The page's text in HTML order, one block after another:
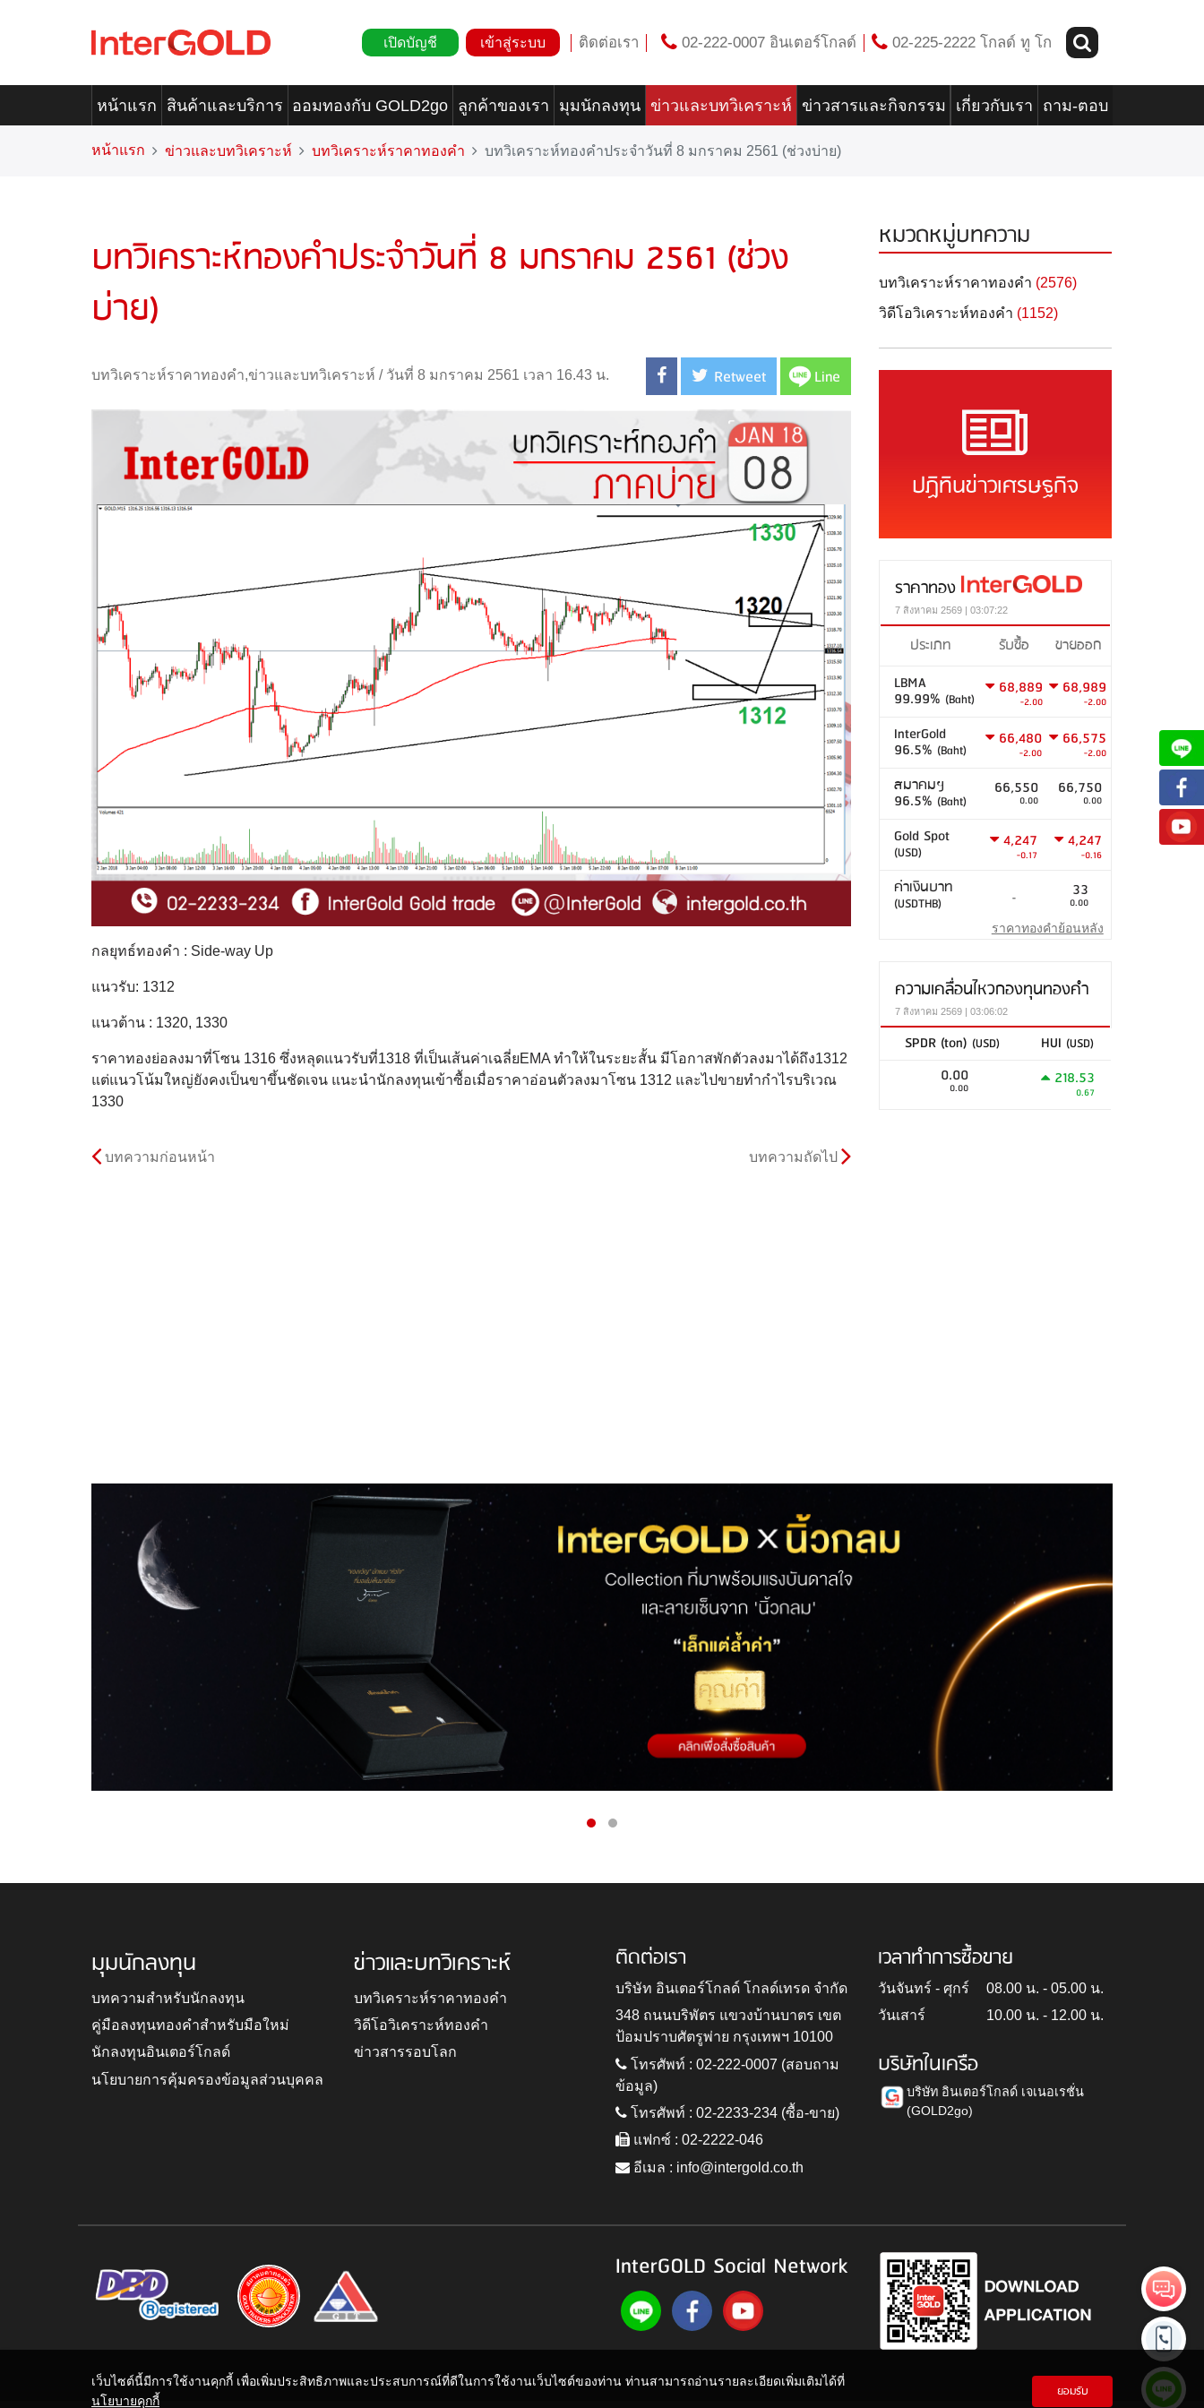
เปิดบัญชี เข้าสู่ระบบ ติดต่อเรา 02-222-0007 อินเตอร์โกลด์ 02-225-2222 โกลด์ ทู โก
หน้าแรก สินค้าและบริการ ออมทองกับ GOLD2go ลูกค้าของเรา มุมนักลงทุน ข่าวและบทวิเคราะห์ ข่าวสารและกิจกรรม เกี่ยวกับเรา ถาม-ตอบ
หน้าแรก ข่าวและบทวิเคราะห์ บทวิเคราะห์ราคาทองคำ บทวิเคราะห์ทองคำประจำวันที่ 8 มกราคม 2561 (ช่วงบ่าย)
บทวิเคราะห์ทองคำประจำวันที่ 8 มกราคม 2561 (ช่วง
บ่าย)
บทวิเคราะห์ราคาทองคำ,ข่าวและบทวิเคราะห์ / วันที่ 8 มกราคม 2561 เวลา 16.43 น. Retweet Line
กลยุทธ์ทองคำ : Side-way Up
แนวรับ: 1312
แนวต้าน : 1320, 1330
ราคาทองย่อลงมาที่โซน 1316 ซึ่งหลุดแนวรับที่1318 ที่เป็นเส้นค่าเฉลี่ยEMA ทำให้ในระยะสั้น มีโอกาสพักตัวลงมาได้ถึง1312
แต่แนวโน้มใหญ่ยังคงเป็นขาขึ้นชัดเจน แนะนำนักลงทุนเข้าซื้อเมื่อราคาอ่อนตัวลงมาโซน 1312 และไปขายทำกำไรบริเวณ
1330
บทความก่อนหน้า บทความถัดไป
หมวดหมู่บทความ
บทวิเคราะห์ราคาทองคำ (2576)
วิดีโอวิเคราะห์ทองคำ (1152)
ปฏิทินข่าวเศรษฐกิจ
ราคาทอง
7 สิงหาคม 2569 | 03:07:22
ประเภท รับซื้อ
ขายออก
LBMA
99.99% (Baht)
68,889
-2.00
68,989
-2.00
InterGold
96.5% (Baht)
66,480
-2.00
66,575
-2.00
สมาคมฯ
96.5% (Baht)
66,550
0.00
66,750
0.00
Gold Spot
(USD)
4,247
-0.17
4,247
-0.16
ค่าเงินบาท
(USDTHB) - 33
0.00
ราคาทองคำย้อนหลัง
ความเคลื่อนไหวกองทุนทองคำ
7 สิงหาคม 2569 | 03:06:02
SPDR (ton) (USD) HUI (USD)
0.00
0.00 218.53
0.67
มุมนักลงทุน
บทความสำหรับนักลงทุน
คู่มือลงทุนทองคำสำหรับมือใหม่
นักลงทุนอินเตอร์โกลด์
นโยบายการคุ้มครองข้อมูลส่วนบุคคล
ข่าวและบทวิเคราะห์
บทวิเคราะห์ราคาทองคำ
วิดีโอวิเคราะห์ทองคำ
ข่าวสารรอบโลก
ติดต่อเรา
บริษัท อินเตอร์โกลด์ โกลด์เทรด จำกัด
348 ถนนบริพัตร แขวงบ้านบาตร เขต
ป้อมปราบศัตรูพ่าย กรุงเทพฯ 10100
โทรศัพท์ : 02-222-0007 (สอบถาม
ข้อมูล)
โทรศัพท์ : 02-2233-234 (ซื้อ-ขาย)
แฟกซ์ : 02-2222-046
อีเมล : info@intergold.co.th
เวลาทำการซื้อขาย
วันจันทร์ - ศุกร์
08.00 น. - 05.00 น.
วันเสาร์
10.00 น. - 12.00 น.
บริษัทในเครือ
บริษัท อินเตอร์โกลด์ เจเนอเรชั่น
(GOLD2go)
InterGOLD Social Network
เว็บไซต์นี้มีการใช้งานคุกกี้ เพื่อเพิ่มประสิทธิภาพและประสบการณ์ที่ดีในการใช้งานเว็บไซต์ของท่าน ท่านสามารถอ่านรายละเอียดเพิ่มเติมได้ที่
นโยบายคุกกี้
ยอมรับ